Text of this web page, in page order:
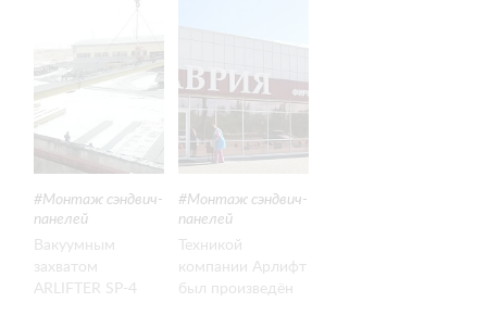
Ростове-на-Дону
ПАНЕЛЕЙ В
СИБИРСКОМ
ФЕДЕРАЛЬНОМ
ОКРУГЕ
Монтаж сэндвич-
панелей
Вакуумным
захватом
ARLIFTER SP-4
СЭНДВИЧ-
ПАНЕЛЕЙ В
ЧЕЛЯБИНСКЕ
Монтаж сэндвич-
панелей
Техникой
компании Арлифт
был произведён